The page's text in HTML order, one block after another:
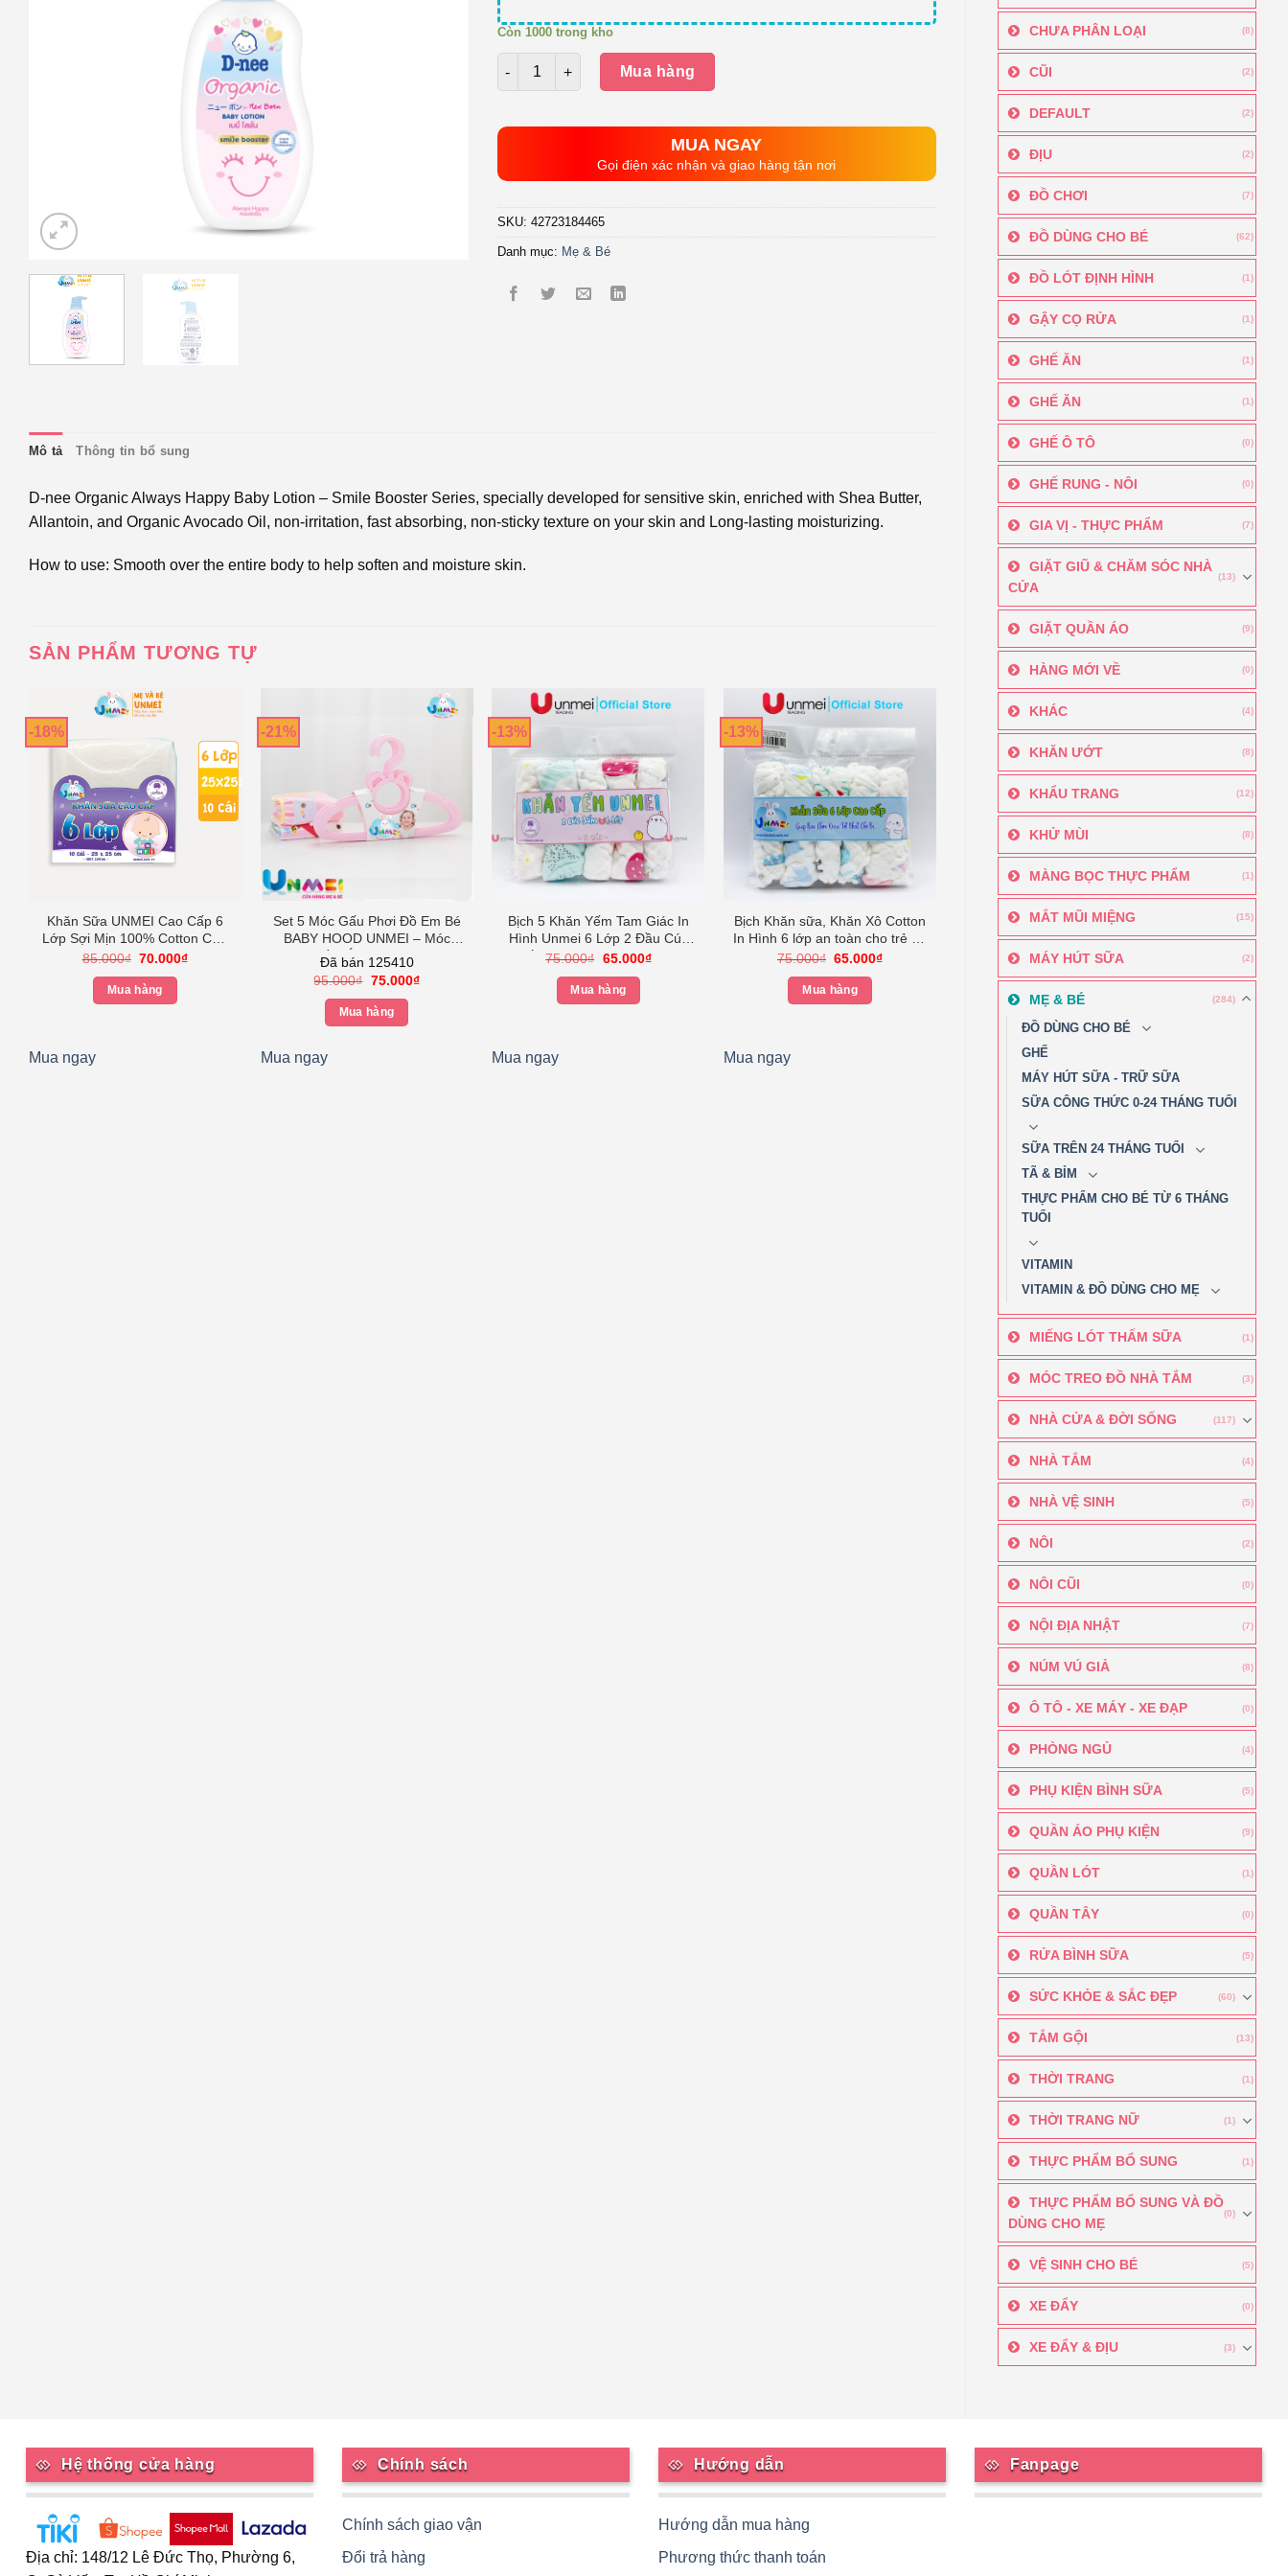
CHƯA PHÂN LOẠI (8)
CŨI (2)
DEFAULT (2)
ĐỊU (2)
ĐỒ CHƠI (7)
ĐỒ DÙNG CHO BÉ (62)
ĐỒ LÓT ĐỊNH HÌNH (1)
GẬY CỌ RỬA (1)
GHẾ ĂN (1)
GHẾ ĂN (1)
GHẾ Ô TÔ (0)
GHẾ RUNG - NÔI (0)
GIA VỊ - THỰC PHẨM (7)
GIẶT GIŨ & CHĂM SÓC NHÀ
CỬA
(13)
GIẶT QUẦN ÁO (9)
HÀNG MỚI VỀ (0)
KHÁC (4)
KHĂN ƯỚT (8)
KHẨU TRANG (12)
KHỬ MÙI (8)
MÀNG BỌC THỰC PHẨM (1)
MẮT MŨI MIỆNG (15)
MÁY HÚT SỮA (2)
MẸ & BÉ (284)
ĐỒ DÙNG CHO BÉ
GHẾ
MÁY HÚT SỮA - TRỮ SỮA
SỮA CÔNG THỨC 0-24 THÁNG TUỔI
SỮA TRÊN 24 THÁNG TUỔI
TÃ & BỈM
THỰC PHẨM CHO BÉ TỪ 6 THÁNG
TUỔI
VITAMIN
VITAMIN & ĐỒ DÙNG CHO MẸ
MIẾNG LÓT THẤM SỮA (1)
MÓC TREO ĐỒ NHÀ TẮM (3)
NHÀ CỬA & ĐỜI SỐNG (117)
NHÀ TẮM (4)
NHÀ VỆ SINH (5)
NÔI (2)
NÔI CŨI (0)
NỘI ĐỊA NHẬT (7)
NÚM VÚ GIẢ (8)
Ô TÔ - XE MÁY - XE ĐẠP (0)
PHÒNG NGỦ (4)
PHỤ KIỆN BÌNH SỮA (5)
QUẦN ÁO PHỤ KIỆN (9)
QUẦN LÓT (1)
QUẦN TÂY (0)
RỬA BÌNH SỮA (5)
SỨC KHỎE & SẮC ĐẸP (60)
TẮM GỘI (13)
THỜI TRANG (1)
THỜI TRANG NỮ (1)
THỰC PHẨM BỔ SUNG (1)
THỰC PHẨM BỔ SUNG VÀ ĐỒ
DÙNG CHO MẸ
(0)
VỆ SINH CHO BÉ (5)
XE ĐẨY (0)
XE ĐẨY & ĐỊU (3)
Còn 1000 trong kho
Số lượng
Mua hàng
MUA NGAY
Gọi điện xác nhận và giao hàng tận nơi
SKU: 42723184465
Danh mục: Mẹ & Bé
Mô tả Thông tin bổ sung
D-nee Organic Always Happy Baby Lotion – Smile Booster Series, specially developed for sensitive skin, enriched with Shea Butter,
Allantoin, and Organic Avocado Oil, non-irritation, fast absorbing, non-sticky texture on your skin and Long-lasting moisturizing.
How to use: Smooth over the entire body to help soften and moisture skin.
SẢN PHẨM TƯƠNG TỰ
-18%
Khăn Sữa UNMEI Cao Cấp 6
Lớp Sợi Mịn 100% Cotton Cho
Bé Từ Sơ Sinh (Kích Thước
85.000₫ Giá
là:
85.000₫.
70.000₫Giá
Mua hàng
Mua ngay
-21%
Set 5 Móc Gấu Phơi Đồ Em Bé
BABY HOOD UNMEI – Móc
Phơi Quần Áo Trê Em – Xoay
360 độ- Nhựa Cao Cấp màu
Hồng
Đã bán 125410
95.000₫ Giá
là:
95.000₫.
75.000₫Giá
Mua hàng
Mua ngay
-13%
Bịch 5 Khăn Yếm Tam Giác In
Hình Unmei 6 Lớp 2 Đầu Cúc
Bấm Tiện Lợi Cho Bé Yêu,
75.000₫ Giá
là:
75.000₫.
65.000₫Giá
Mua hàng
Mua ngay
-13%
Bịch Khăn sữa, Khăn Xô Cotton
In Hình 6 lớp an toàn cho trẻ sơ
sinh – Unmei (Hàng Việt Nam
30cm x 30cm)
75.000₫ Giá
là:
75.000₫.
65.000₫Giá
Mua hàng
Mua ngay
Hệ thống cửa hàng
Địa chỉ: 148/12 Lê Đức Thọ, Phường 6,
Chính sách
Chính sách giao vận
Đổi trả hàng
Hướng dẫn
Hướng dẫn mua hàng
Phương thức thanh toán
Fanpage